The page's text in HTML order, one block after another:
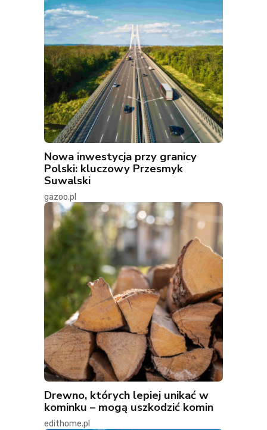
Nowa inwestycja przy granicy
Polski: kluczowy Przesmyk
Suwalski
gazoo.pl
Drewno, których lepiej unikać w
kominku – mogą uszkodzić komin
edithome.pl